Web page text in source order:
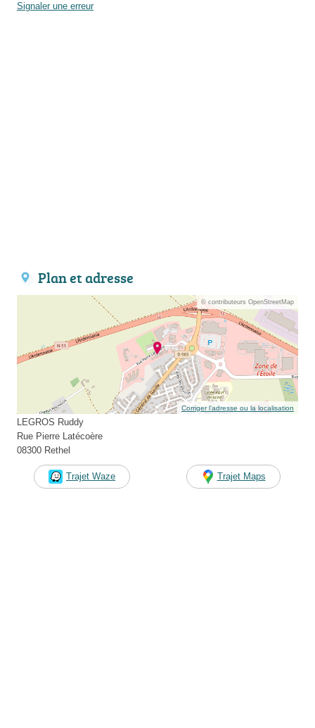
Signaler une erreur
Plan et adresse
© contributeurs OpenStreetMap
Corriger l’adresse ou la localisation
LEGROS Ruddy
Rue Pierre Latécoère
08300 Rethel
Trajet Waze Trajet Maps